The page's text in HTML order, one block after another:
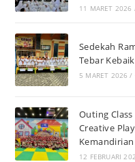
11 MARET 2026
Sedekah
Tebar
5 MARET 2026 /
Outing
Creative
12 FEBRUARI